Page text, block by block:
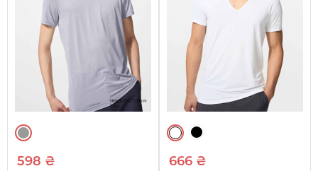
598 ₴ 666 ₴